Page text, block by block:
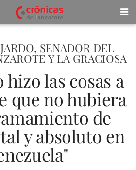
SENADOR DEL
Y LA GRACIOSA
hizo las cosas a
que no hubiera
de
y absoluto en